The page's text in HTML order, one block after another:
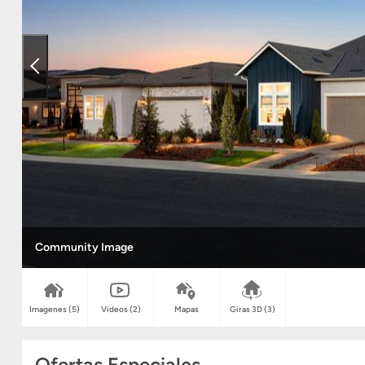
Community Image
Imagenes(5) Videos(2) Mapas Giras 3D(3)